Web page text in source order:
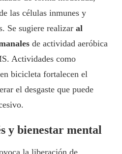
las células inmunes y
Se sugiere realizar al
de actividad aeróbica
Actividades como
bicicleta fortalecen el
el desgaste que puede
y bienestar mental